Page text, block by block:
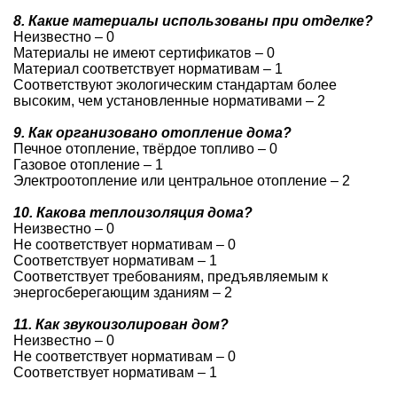
8. Какие материалы использованы при отделке?
Неизвестно – 0
Материалы не имеют сертификатов – 0
Материал соответствует нормативам – 1
Соответствуют экологическим стандартам более
высоким, чем установленные нормативами – 2
9. Как организовано отопление дома?
Печное отопление, твёрдое топливо – 0
Газовое отопление – 1
Электроотопление или центральное отопление – 2
10. Какова теплоизоляция дома?
Неизвестно – 0
Не соответствует нормативам – 0
Соответствует нормативам – 1
Соответствует требованиям, предъявляемым к
энергосберегающим зданиям – 2
11. Как звукоизолирован дом?
Неизвестно – 0
Не соответствует нормативам – 0
Соответствует нормативам – 1